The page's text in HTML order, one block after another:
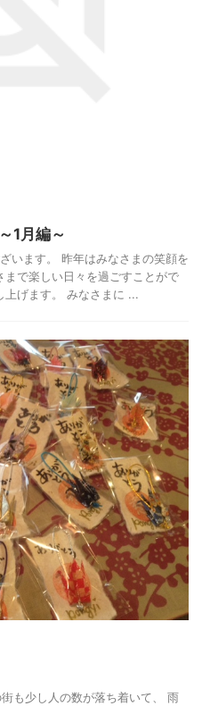
1月編～
います。 昨年はみなさまの笑顔を
で楽しい日々を過ごすことがで
上げます。 みなさまに ...
も少し人の数が落ち着いて、 雨